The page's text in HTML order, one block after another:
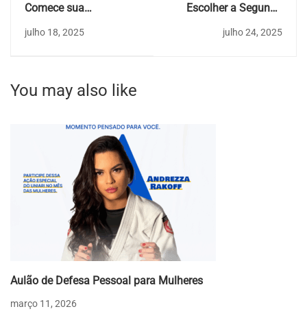
Comece sua
julho 18, 2025
Escolher a Segunda
com experiência.
julho 24, 2025
You may also like
Aulão de Defesa Pessoal para Mulheres
março 11, 2026